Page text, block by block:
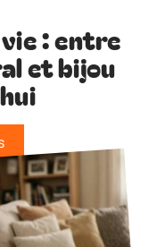
: entre
et bijou